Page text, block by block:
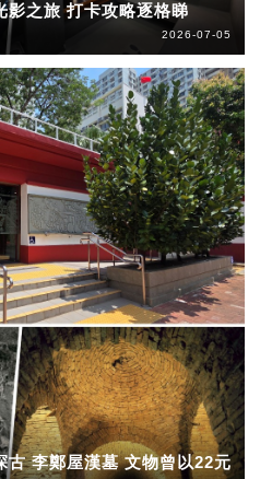
影之旅 打卡攻略逐格睇
2026-07-05
古 李鄭屋漢墓 文物曾以22元